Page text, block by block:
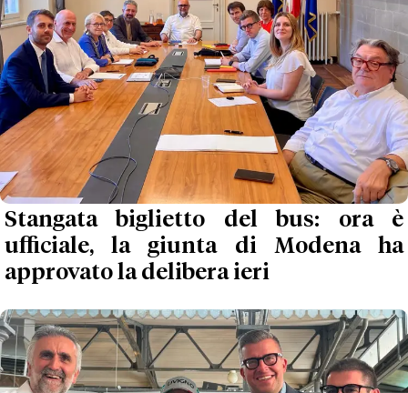
Stangata biglietto del bus: ora è
ufficiale, la giunta di Modena ha
approvato la delibera ieri